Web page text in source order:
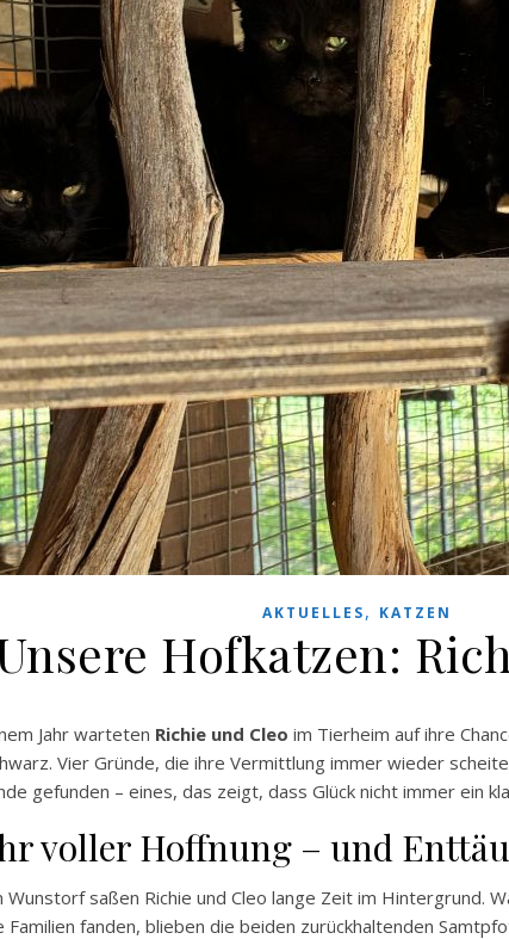
AKTUELLES, KATZEN
Hofkatzen:
Jahr warteten Richie und Cleo im Tierheim auf ihre
Vier Gründe, die ihre Vermittlung immer wieder
gefunden – eines, das zeigt, dass Glück nicht immer ein
voller Hoffnung – und
Wunstorf saßen Richie und Cleo lange Zeit im Hintergrund.
Familien fanden, blieben die beiden zurückhaltenden